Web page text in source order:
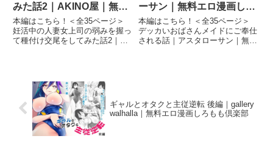
みた話2｜AKINO屋｜無料
エロ漫画しろもも倶楽部
本編はこちら！＜全35ページ＞
妊活中の人妻女上司の弱みを握っ
て種付け交尾をしてみた話2｜
話2 画像1妊活中の人妻女上司の
弱みを握って種付け交尾をして...
ーサン｜無料エロ漫画しろ
もも倶楽部
本編はこちら！＜全35ページ＞
デッカいおばさんメイドにご奉仕
される話｜アスタローサン｜無料
ギャルとオタクと主従逆転 後編｜gallery
walhalla｜無料エロ漫画しろもも倶楽部